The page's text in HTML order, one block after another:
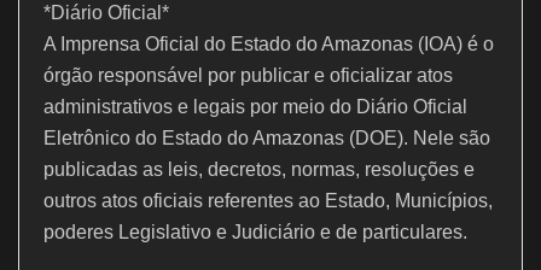
*Diário Oficial*
A Imprensa Oficial do Estado do Amazonas (IOA) é o
órgão responsável por publicar e oficializar atos
administrativos e legais por meio do Diário Oficial
Eletrônico do Estado do Amazonas (DOE). Nele são
publicadas as leis, decretos, normas, resoluções e
outros atos oficiais referentes ao Estado, Municípios,
poderes Legislativo e Judiciário e de particulares.